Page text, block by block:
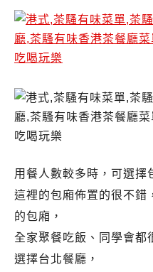
用餐人數較多時，可選擇
這裡的包廂佈置的很不錯
的包廂，
全家聚餐吃飯、同學會都
選擇台北餐廳，